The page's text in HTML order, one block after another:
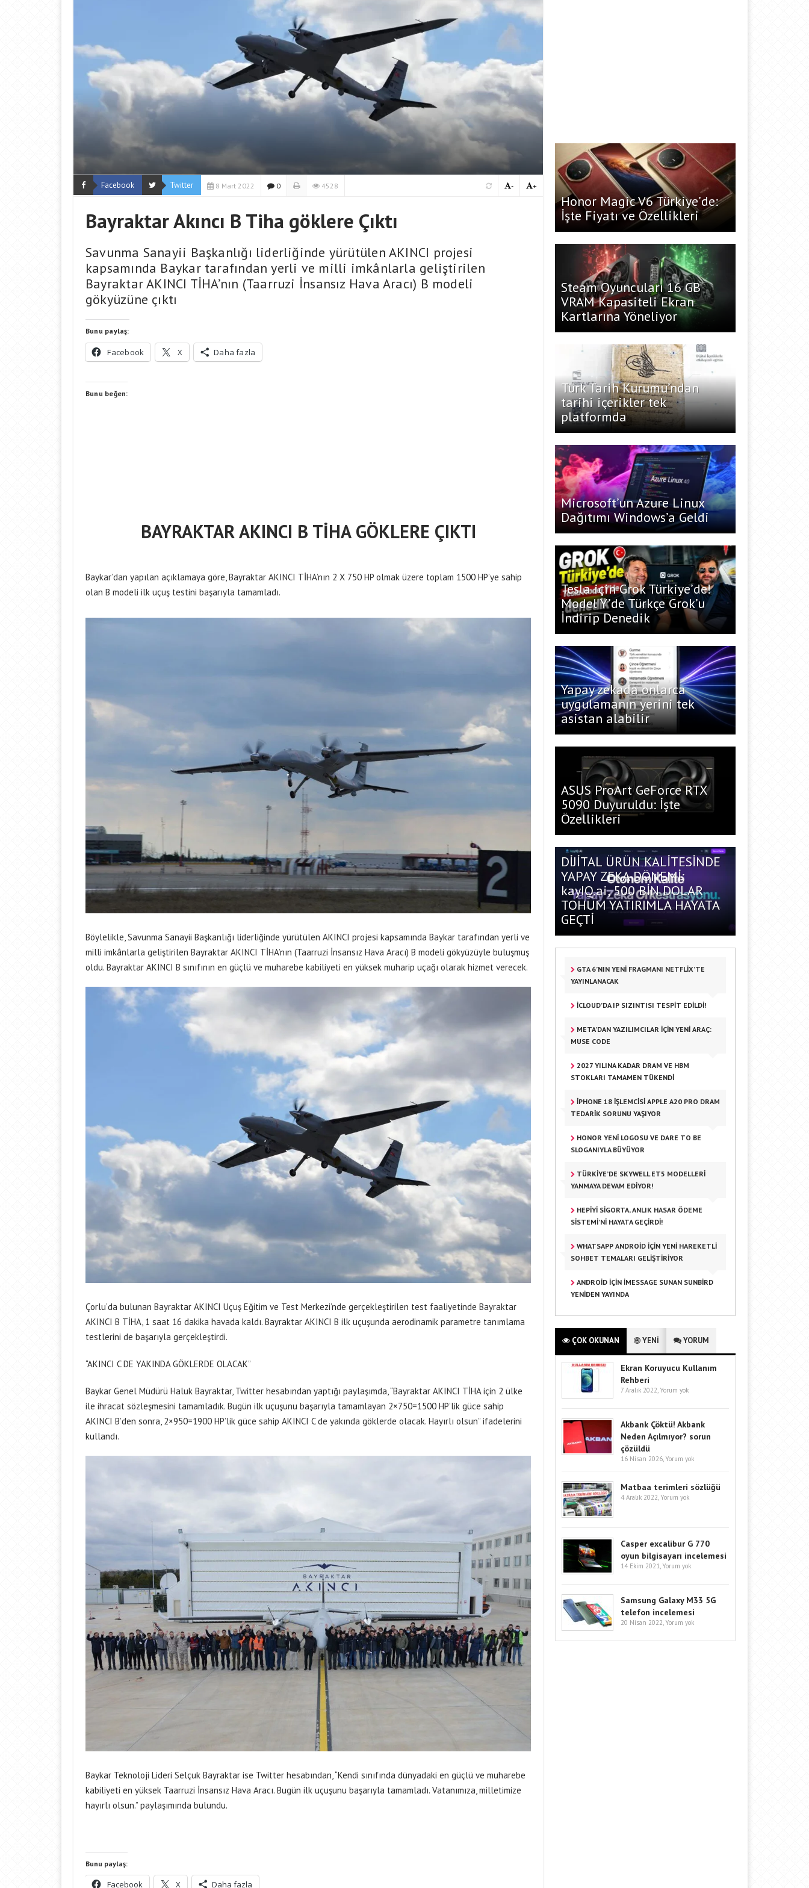
Facebook Twitter 8 Mart 2022 0 4528 +
-
Bayraktar Akıncı B Tiha göklere Çıktı
Savunma Sanayii Başkanlığı liderliğinde yürütülen AKINCI projesi
kapsamında Baykar tarafından yerli ve milli imkânlarla geliştirilen
Bayraktar AKINCI TİHA’nın (Taarruzi İnsansız Hava Aracı) B modeli
gökyüzüne çıktı
Bunu paylaş:
Facebook X Daha fazla
Bunu beğen:
BAYRAKTAR AKINCI B TİHA GÖKLERE ÇIKTI
Baykar’dan yapılan açıklamaya göre, Bayraktar AKINCI TİHA’nın 2 X 750 HP olmak üzere toplam 1500 HP’ye sahip
olan B modeli ilk uçuş testini başarıyla tamamladı.
Böylelikle, Savunma Sanayii Başkanlığı liderliğinde yürütülen AKINCI projesi kapsamında Baykar tarafından yerli ve
milli imkânlarla geliştirilen Bayraktar AKINCI TİHA’nın (Taarruzi İnsansız Hava Aracı) B modeli gökyüzüyle buluşmuş
oldu. Bayraktar AKINCI B sınıfının en güçlü ve muharebe kabiliyeti en yüksek muharip uçağı olarak hizmet verecek.
Çorlu’da bulunan Bayraktar AKINCI Uçuş Eğitim ve Test Merkezi’nde gerçekleştirilen test faaliyetinde Bayraktar
AKINCI B TİHA, 1 saat 16 dakika havada kaldı. Bayraktar AKINCI B ilk uçuşunda aerodinamik parametre tanımlama
testlerini de başarıyla gerçekleştirdi.
“AKINCI C DE YAKINDA GÖKLERDE OLACAK”
Baykar Genel Müdürü Haluk Bayraktar, Twitter hesabından yaptığı paylaşımda, “Bayraktar AKINCI TİHA için 2 ülke
ile ihracat sözleşmesini tamamladık. Bugün ilk uçuşunu başarıyla tamamlayan 2×750=1500 HP’lik güce sahip
AKINCI B’den sonra, 2×950=1900 HP’lik güce sahip AKINCI C de yakında göklerde olacak. Hayırlı olsun” ifadelerini
kullandı.
Baykar Teknoloji Lideri Selçuk Bayraktar ise Twitter hesabından, “Kendi sınıfında dünyadaki en güçlü ve muharebe
kabiliyeti en yüksek Taarruzi İnsansız Hava Aracı. Bugün ilk uçuşunu başarıyla tamamladı. Vatanımıza, milletimize
hayırlı olsun.” paylaşımında bulundu.
Bunu paylaş:
Facebook X Daha fazla
Honor Magic V6 Türkiye’de:
İşte Fiyatı ve Özellikleri
Steam Oyuncuları 16 GB
VRAM Kapasiteli Ekran
Kartlarına Yöneliyor
Türk Tarih Kurumu’ndan
tarihi içerikler tek
platformda
Microsoft’un Azure Linux
Dağıtımı Windows’a Geldi
Tesla için Grok Türkiye’de!
Model Y’de Türkçe Grok’u
İndirip Denedik
Yapay zekada onlarca
uygulamanın yerini tek
asistan alabilir
ASUS ProArt GeForce RTX
5090 Duyuruldu: İşte
Özellikleri
DİJİTAL ÜRÜN KALİTESİNDE
YAPAY ZEKA DÖNEMİ:
kayIQ.ai, 500 BİN DOLAR
TOHUM YATIRIMLA HAYATA
GEÇTİ
GTA 6’NIN YENI FRAGMANI NETFLIX’TE
YAYINLANACAK
ICLOUD’DA IP SIZINTISI TESPIT EDILDI!
META’DAN YAZILIMCILAR IÇIN YENI ARAÇ:
MUSE CODE
2027 YILINA KADAR DRAM VE HBM
STOKLARI TAMAMEN TÜKENDI
IPHONE 18 İŞLEMCISI APPLE A20 PRO DRAM
TEDARIK SORUNU YAŞIYOR
HONOR YENI LOGOSU VE DARE TO BE
SLOGANIYLA BÜYÜYOR
TÜRKIYE’DE SKYWELL ET5 MODELLERI
YANMAYA DEVAM EDIYOR!
HEPIYI SIGORTA, ANLIK HASAR ÖDEME
SISTEMI’NI HAYATA GEÇIRDI!
WHATSAPP ANDROID IÇIN YENI HAREKETLI
SOHBET TEMALARI GELIŞTIRIYOR
ANDROID IÇIN IMESSAGE SUNAN SUNBIRD
YENIDEN YAYINDA
ÇOK OKUNAN YENİ YORUM
Ekran Koruyucu Kullanım
Rehberi
7 Aralık 2022, Yorum yok
Akbank Çöktü! Akbank
Neden Açılmıyor? sorun
çözüldü
16 Nisan 2026, Yorum yok
Matbaa terimleri sözlüğü
4 Aralık 2022, Yorum yok
Casper excalibur G 770
oyun bilgisayarı incelemesi
14 Ekim 2021, Yorum yok
Samsung Galaxy M33 5G
telefon incelemesi
20 Nisan 2022, Yorum yok